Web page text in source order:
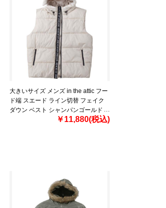
大きいサイズ メンズ in the attic フー
ド端 スエード ライン切替 フェイク
ダウン ベスト シャンパンゴールド
1253-4340-3 3L 4L 5L 6L￥11,880(税込)